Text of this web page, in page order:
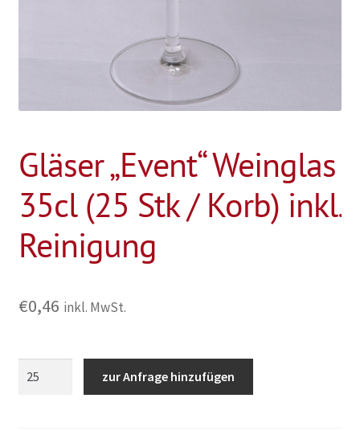
Gläser „Event“ Weinglas
35cl (25 Stk / Korb) inkl.
Reinigung
€0,46 inkl. MwSt.
zur Anfrage hinzufügen